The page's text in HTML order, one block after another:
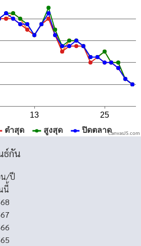
CanvasJS.com
ธ์กัน
น/ปี
นี้